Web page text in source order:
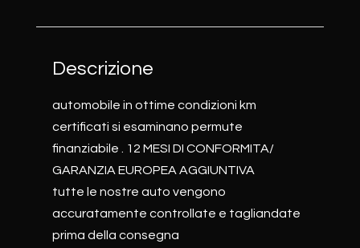
Descrizione
automobile in ottime condizioni km
certificati si esaminano permute
finanziabile . 12 MESI DI CONFORMITA/
GARANZIA EUROPEA AGGIUNTIVA
tutte le nostre auto vengono
accuratamente controllate e tagliandate
prima della consegna